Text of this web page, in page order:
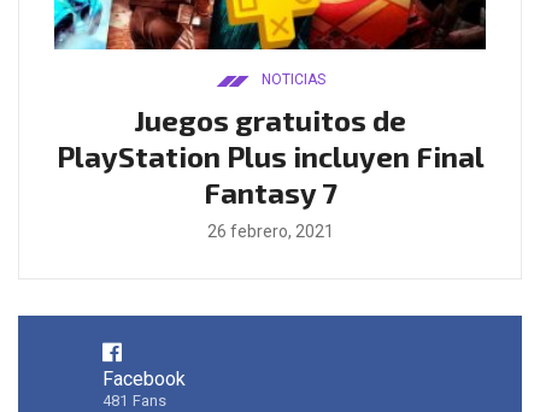
NOTICIAS
Juegos gratuitos de
PlayStation Plus incluyen Final
Fantasy 7
26 febrero, 2021
Facebook
481 Fans